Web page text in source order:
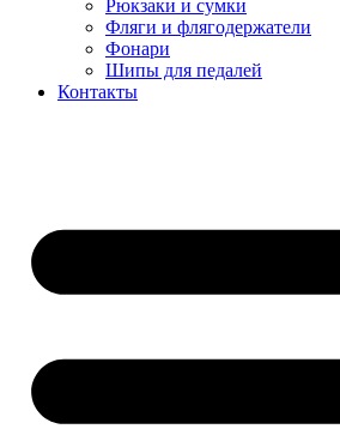
Рюкзаки и сумки
Фляги и флягодержатели
Фонари
Шипы для педалей
Контакты